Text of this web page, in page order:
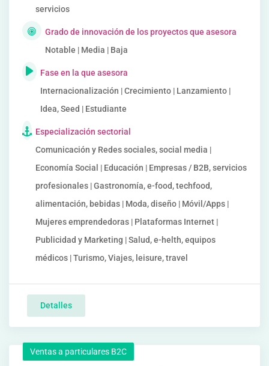
servicios
Grado de innovación de los proyectos que asesora
Notable | Media | Baja
Fase en la que asesora
Internacionalización | Crecimiento | Lanzamiento |
Idea, Seed | Estudiante
Especialización sectorial
Comunicación y Redes sociales, social media |
Economía Social | Educación | Empresas / B2B, servicios
profesionales | Gastronomía, e-food, techfood,
alimentación, bebidas | Moda, diseño | Móvil/Apps |
Mujeres emprendedoras | Plataformas Internet |
Publicidad y Marketing | Salud, e-helth, equipos
médicos | Turismo, Viajes, leisure, travel
Detalles
Ventas a particulares B2C